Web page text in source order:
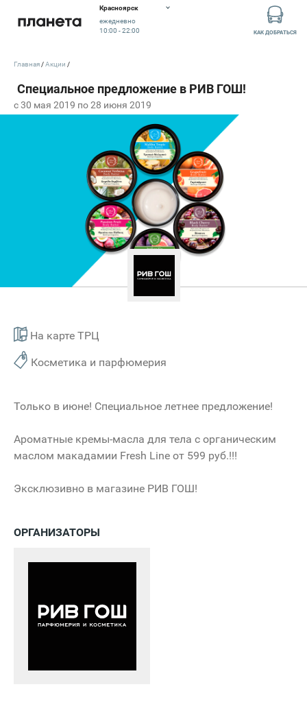
Красноярск
ежедневно
10:00 - 22:00
КАК ДОБРАТЬСЯ
c 30 мая 2019 по 28 июня 2019
На карте ТРЦ
Косметика и парфюмерия
Главная Акции
Только в июне! Специальное летнее предложение!
Ароматные кремы-масла для тела с органическим
маслом макадамии Fresh Line от 599 руб.!!!
Эксклюзивно в магазине РИВ ГОШ!
ОРГАНИЗАТОРЫ